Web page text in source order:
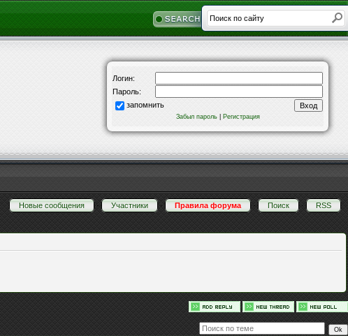
Логин:
Пароль:
запомнить
Забыл пароль| Регистрация
Новые сообщения · Участники · Правила форума · Поиск · RSS